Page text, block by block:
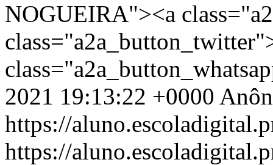
NOGUEIRA"><a
2021 19:13:22 +0000
https://
https://